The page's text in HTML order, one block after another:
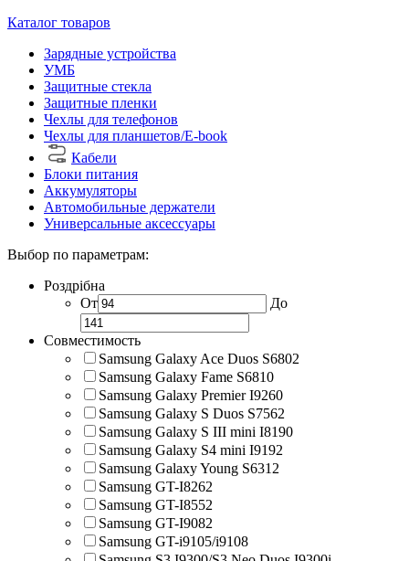
Каталог товаров
Зарядные устройства
УМБ
Защитные стекла
Защитные пленки
Чехлы для телефонов
Чехлы для планшетов/E-book
Кабели
Блоки питания
Аккумуляторы
Автомобильные держатели
Универсальные аксессуары
Выбор по параметрам:
Роздрібна
От
До
Совместимость
Samsung Galaxy Ace Duos S6802
Samsung Galaxy Fame S6810
Samsung Galaxy Premier I9260
Samsung Galaxy S Duos S7562
Samsung Galaxy S III mini I8190
Samsung Galaxy S4 mini I9192
Samsung Galaxy Young S6312
Samsung GT-I8262
Samsung GT-I8552
Samsung GT-I9082
Samsung GT-i9105/i9108